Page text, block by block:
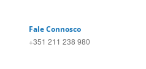
Fale Connosco
+351 211 238 980